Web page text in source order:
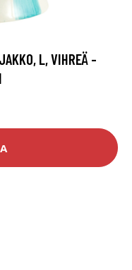
L, VIHREÄ -